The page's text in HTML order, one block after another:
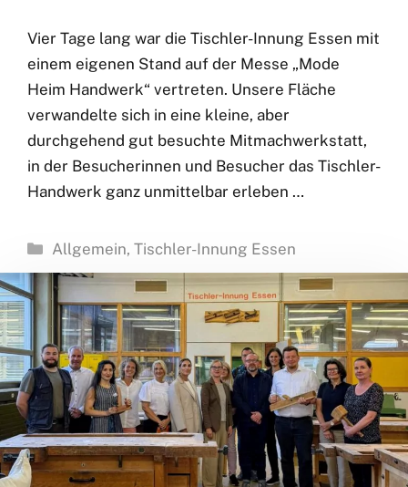
Vier Tage lang war die Tischler-Innung Essen mit
einem eigenen Stand auf der Messe „Mode
Heim Handwerk“ vertreten. Unsere Fläche
verwandelte sich in eine kleine, aber
durchgehend gut besuchte Mitmachwerkstatt,
in der Besucherinnen und Besucher das Tischler-
Handwerk ganz unmittelbar erleben …
Kategorien
Allgemein,Tischler-Innung Essen